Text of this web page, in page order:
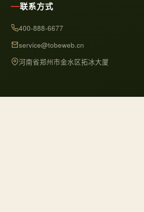
联系方式
400-888-6677
service@tobeweb.cn
河南省郑州市金水区拓冰大厦